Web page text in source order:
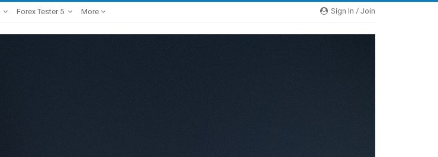
Sign In / Join
Forex Tester 5 More